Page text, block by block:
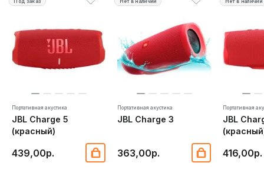
Портативная акустика
JBL Charge 5
(красный)
439,00р.
Портативная акустика
JBL Charge 3
363,00р.
Портативная
JBL
416,00р.